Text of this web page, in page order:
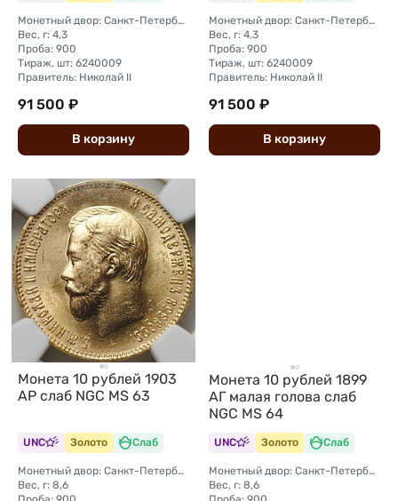
Монетный двор: Санкт-Петербургский монетный двор
Вес, г: 4,3
Проба: 900
Тираж, шт: 6240009
Правитель: Николай II
91 500 ₽
В корзину
Монетный двор: Санкт-Петербургский монетный двор
Вес, г: 4,3
Проба: 900
Тираж, шт: 6240009
Правитель: Николай II
91 500 ₽
В корзину
Монета 10 рублей 1903
АР слаб NGC MS 63
UNC Золото Слаб
Монетный двор: Санкт-Петербургский монетный двор
Вес, г: 8,6
Монета 10 рублей 1899
АГ малая голова слаб
NGC MS 64
UNC Золото Слаб
Монетный двор: Санкт-Петербургский монетный двор
Вес, г: 8,6